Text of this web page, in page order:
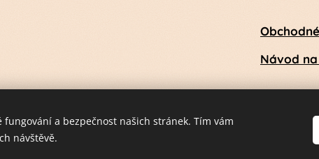
Návod
a bezpečnost našich stránek. Tím vám
návštěvě.